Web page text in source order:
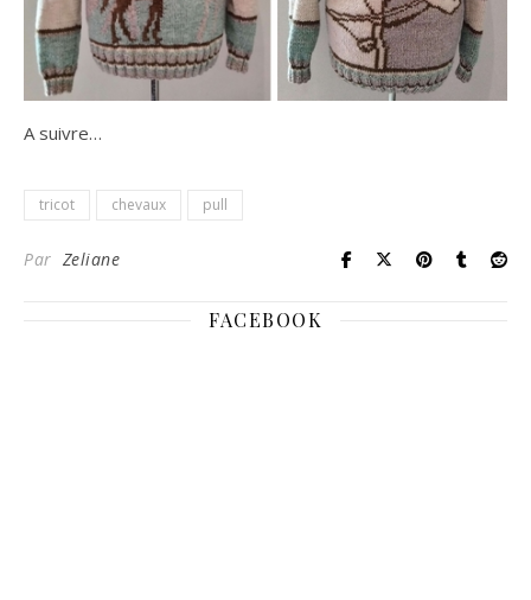
A suivre…
tricot chevaux pull
Par Zeliane
FACEBOOK